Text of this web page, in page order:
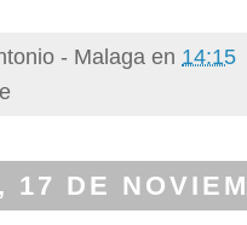
- Malaga en 14:15
17 DE